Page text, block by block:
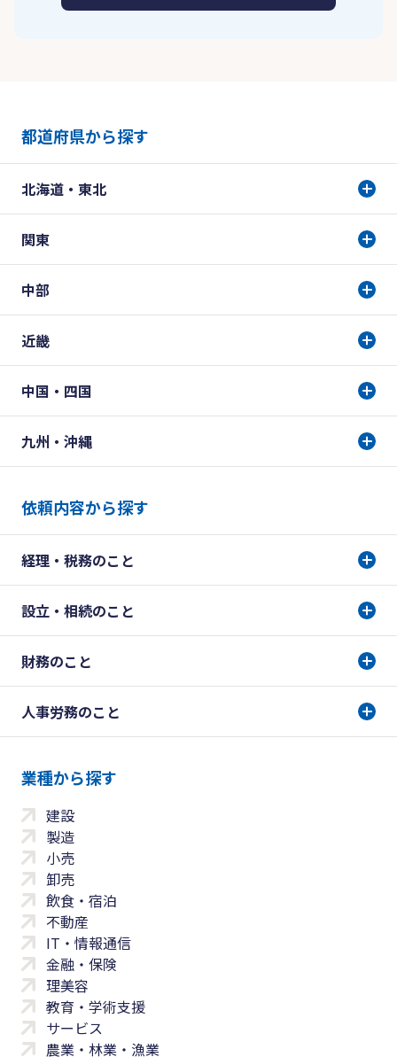
都道府県から探す
北海道・東北
関東
中部
近畿
中国・四国
九州・沖縄
依頼内容から探す
経理・税務のこと
設立・相続のこと
財務のこと
人事労務のこと
業種から探す
建設
製造
小売
卸売
飲食・宿泊
不動産
IT・情報通信
金融・保険
理美容
教育・学術支援
サービス
農業・林業・漁業